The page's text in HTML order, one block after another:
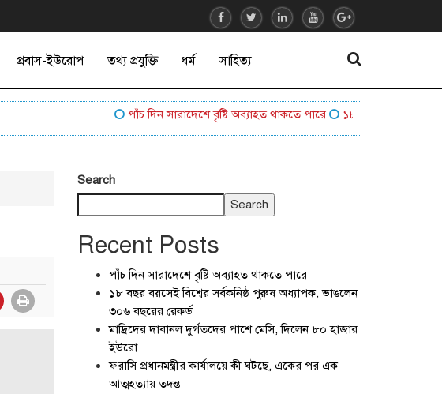
প্রবাস-ইউরোপ তথ্য প্রযুক্তি ধর্ম সাহিত্য
পাঁচ দিন সারাদেশে বৃষ্টি অব্যাহত থাকতে পারে ১৮ বছর বয়সেই বিশ্বের
Search
Search
Recent Posts
পাঁচ দিন সারাদেশে বৃষ্টি অব্যাহত থাকতে পারে
১৮ বছর বয়সেই বিশ্বের সর্বকনিষ্ঠ পুরুষ অধ্যাপক, ভাঙলেন
৩০৬ বছরের রেকর্ড
মাদ্রিদের দাবানল দুর্গতদের পাশে মেসি, দিলেন ৮০ হাজার
ইউরো
ফরাসি প্রধানমন্ত্রীর কার্যালয়ে কী ঘটছে, একের পর এক
আত্মহত্যায় তদন্ত